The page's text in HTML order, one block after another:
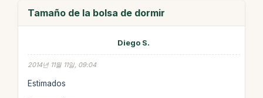
Tamaño de la bolsa de dormir
Diego S.
2014년 11월 11일, 09:04
Estimados